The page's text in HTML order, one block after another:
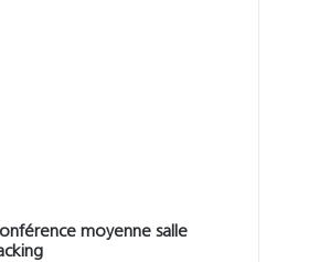
moyenne salle